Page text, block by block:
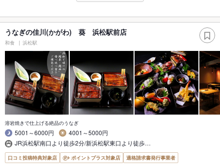
うなぎの佳川(かがわ) 葵 浜松駅前店
和食 浜松駅
溶岩焼きで仕上げる絶品のうなぎ
5001～6000円
4001～5000円
JR浜松駅南口より徒歩2分/新浜松駅東口より徒歩…
口コミ投稿特典対象店 ポイントプラス対象店 適格請求書発行事業者